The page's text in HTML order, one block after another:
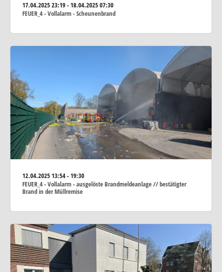
17.04.202523:19 - 18.04.2025 07:30
FEUER_4 - Vollalarm - Scheunenbrand
12.04.202513:54 - 19:30
FEUER_4 - Vollalarm - ausgelöste Brandmeldeanlage // bestätigter
Brand in der Müllremise